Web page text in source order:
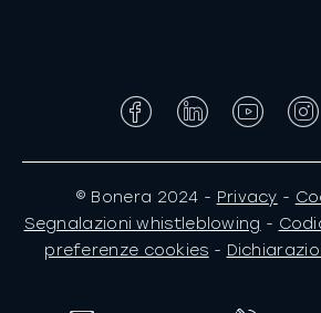
© Bonera 2024 - Privacy -
Segnalazioni whistleblowing -
preferenze cookies -
Facebook
LinkedIn
Un